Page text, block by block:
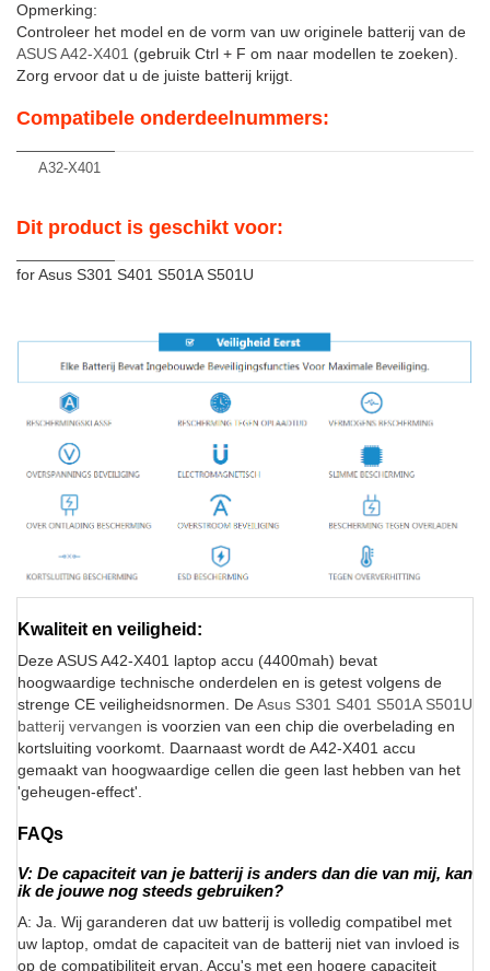
Opmerking:
Controleer het model en de vorm van uw originele batterij van de
ASUS A42-X401 (gebruik Ctrl + F om naar modellen te zoeken).
Zorg ervoor dat u de juiste batterij krijgt.
Compatibele onderdeelnummers:
A32-X401
Dit product is geschikt voor:
for Asus S301 S401 S501A S501U
Kwaliteit en veiligheid:
Deze ASUS A42-X401 laptop accu (4400mah) bevat
hoogwaardige technische onderdelen en is getest volgens de
strenge CE veiligheidsnormen. DeAsus S301 S401 S501A S501U
batterij vervangen is voorzien van een chip die overbelading en
kortsluiting voorkomt. Daarnaast wordt de A42-X401 accu
gemaakt van hoogwaardige cellen die geen last hebben van het
'geheugen-effect'.
FAQs
V: De capaciteit van je batterij is anders dan die van mij, kan
ik de jouwe nog steeds gebruiken?
A: Ja. Wij garanderen dat uw batterij is volledig compatibel met
uw laptop, omdat de capaciteit van de batterij niet van invloed is
op de compatibiliteit ervan. Accu's met een hogere capaciteit